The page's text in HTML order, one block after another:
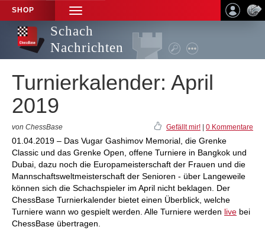
SHOP
TOGGLE
NAVIGATION
Schach
Nachrichten
Turnierkalender: April
2019
von ChessBase Gefällt mir! 0 Kommentare
01.04.2019 – Das Vugar Gashimov Memorial, die Grenke
Classic und das Grenke Open, offene Turniere in Bangkok und
Dubai, dazu noch die Europameisterschaft der Frauen und die
Mannschaftsweltmeisterschaft der Senioren - über Langeweile
können sich die Schachspieler im April nicht beklagen. Der
ChessBase Turnierkalender bietet einen Überblick, welche
Turniere wann wo gespielt werden. Alle Turniere werden live bei
ChessBase übertragen.